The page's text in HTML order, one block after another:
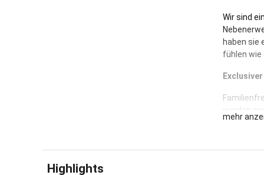
Wir sind
haben sie
fühlen wie
werden
mehr
Highlights